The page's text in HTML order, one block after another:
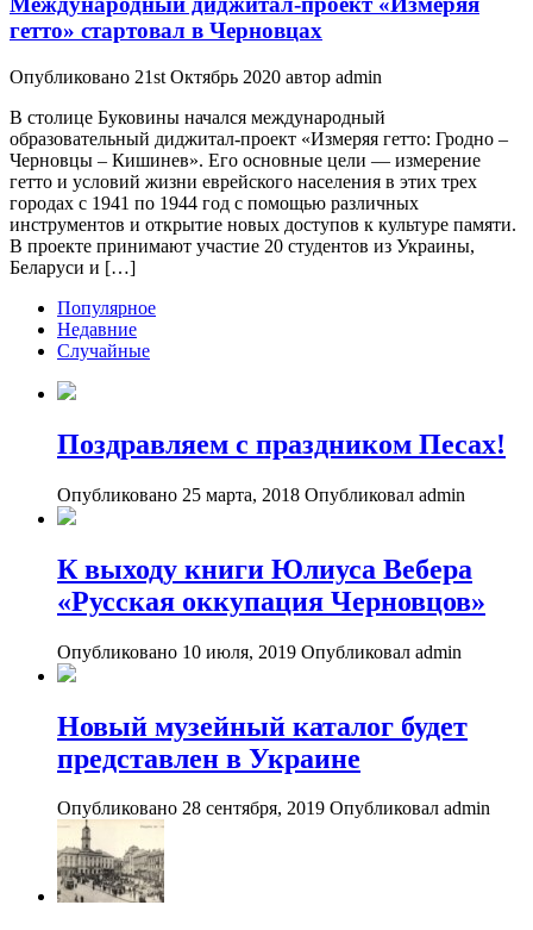
гетто» стартовал в Черновцах
Опубликовано 21st Октябрь 2020 автор admin
В столице Буковины начался международный
образовательный диджитал-проект «Измеряя гетто: Гродно –
Черновцы – Кишинев». Его основные цели — измерение
гетто и условий жизни еврейского населения в этих трех
городах с 1941 по 1944 год с помощью различных
инструментов и открытие новых доступов к культуре памяти.
В проекте принимают участие 20 студентов из Украины,
Беларуси и […]
Популярное
Недавние
Случайные
Поздравляем с праздником Песах!
Опубликовано 25 марта, 2018 Опубликовал admin
К выходу книги Юлиуса Вебера
«Русская оккупация Черновцов»
Опубликовано 10 июля, 2019 Опубликовал admin
Новый музейный каталог будет
представлен в Украине
Опубликовано 28 сентября, 2019 Опубликовал admin